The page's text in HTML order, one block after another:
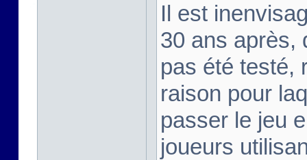
Il est
30 ans après,
pas été testé,
raison pour
passer le jeu
joueurs